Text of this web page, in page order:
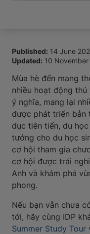
Published: 14 June
Updated: 10
Mùa hè đến mang
nhiều hoạt động
ý nghĩa, mang lại
được phát triển bản
dục tiên tiến, du
tưởng cho du học
cơ hội tham gia
cơ hội được trải
Anh và khám phá
phong.
Nếu bạn vẫn chưa
tới, hãy cùng IDP
Summer Study Tour